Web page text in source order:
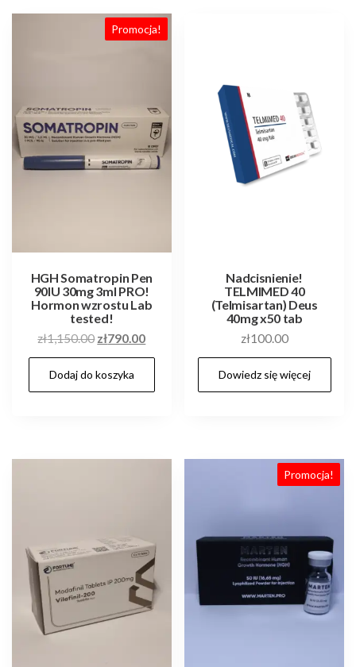
Promocja!
HGH Somatropin Pen
90IU 30mg 3ml PRO!
Hormon wzrostu Lab
tested!
zł1,150.00 Pierwotna
cena
wynosiła:
zł1,150.00.
zł790.00Aktualna
cena
zł790.00.
Dodaj do koszyka
Nadcisnienie!
TELMIMED 40
(Telmisartan) Deus
40mg x50 tab
zł100.00
Dowiedz się więcej
Promocja!